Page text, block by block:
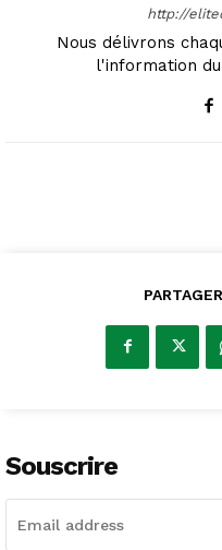
http://
Nous délivrons
l'information
Souscrire